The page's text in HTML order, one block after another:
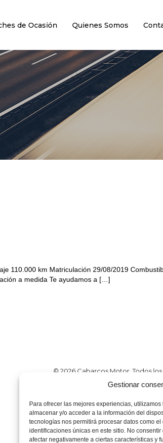
Gestionar
Para ofrecer las mejores experiencias,
almacenar y/o acceder a la información del
tecnologías nos permitirá procesar datos como
identificaciones únicas en este sitio. No
afectar negativamente a ciertas características y
de Ocasión Quienes Somos
110.000 km Matriculación 29/08/2019
a medida Te ayudamos a […]
© 2026 Cabarcos Motor.Todos